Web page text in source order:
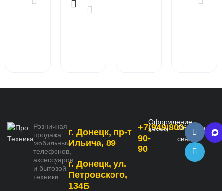
Розничная
продажа
мобильных
телефонов,
аксессуаров
и бытовой
техники
г. Донецк, пр-т
Ильича, 89
г. Донецк, ул.
Петровского,
134Б
+7(949)800-
90-
90
Оформление
заказа
Обратная
связь